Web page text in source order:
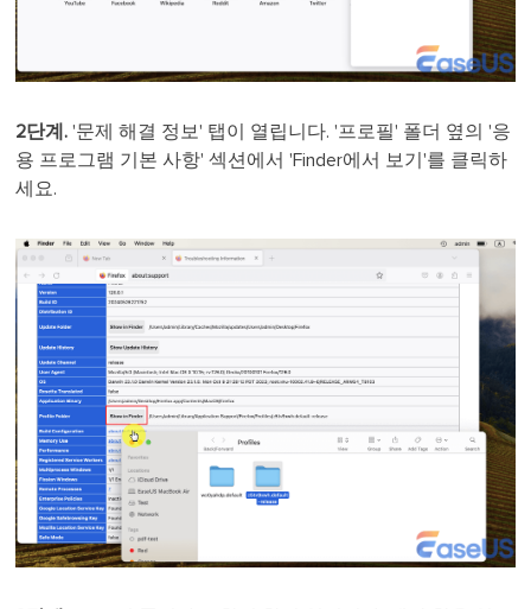
2단계. '문제 해결 정보' 탭이 열립니다. '프로필' 폴더 옆의 '응
용 프로그램 기본 사항' 섹션에서 'Finder에서 보기'를 클릭하
세요.